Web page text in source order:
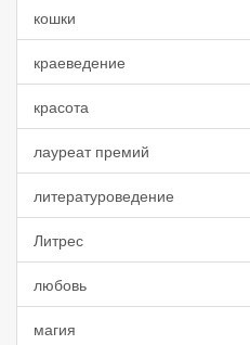
кошки
краеведение
красота
лауреат премий
литературоведение
Литрес
любовь
магия